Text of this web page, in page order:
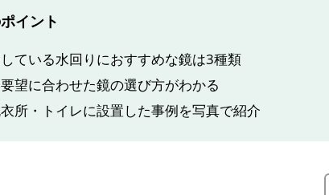
イント
ている水回りにおすすめな鏡は3種類
望に合わせた鏡の選び方がわかる
所・トイレに設置した事例を写真で紹介